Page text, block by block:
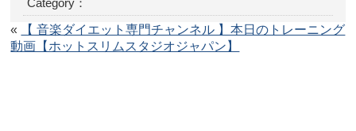
Category：
«
【 音楽ダイエット専門チャンネル 】本日のトレーニング
動画【ホットスリムスタジオジャパン】